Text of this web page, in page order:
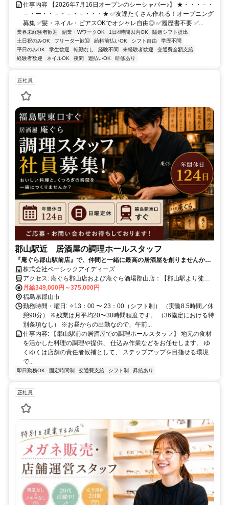
仕事内容 【2026年7月16日オープンのシーシャバー♪】 ★・・・－・
－・ー・・－・－・－・・・★ ✅友達たくさん作れる！オープニング
募集 ✅髪・ネイル・ピアスOKでオシャレ自由◎ ✅履歴書不要 ✅...
業界未経験者歓迎 副業・WワークOK 1日4時間以内OK
隔週シフト提出
土日祝のみOK
フリーター歓迎 給料前払いOK シフト自由
学歴不問
平日のみOK
学生歓迎 転勤なし 経験不問 未経験者歓迎
交通費全額支給
経験者歓迎
ネイルOK 夜間 週払いOK 研修あり
正社員
郡山駅近 居酒屋の調理ホールスタッフ
『庵ぐら郡山駅前店』で、仲間と一緒に最高の居酒屋を創りませんか？
★週休2日 日曜定休＆市外転勤なし！福島の魅力を一緒に届けましょ
う！
株式会社ベーシックアイディーズ
アクセス: 庵ぐら郡山店および庵ぐら酒場郡山店：【郡山駅より徒歩5
分】中町・うすい通り沿い 旧ミスドビル2F ファミリーマート隣り
プリシードホテル斜め向かい 庵八郡山：JR郡山駅から徒歩5分/ワシ
ントンホテルから徒歩1分/ダイワロイネットホテルから徒歩3分
月給349,000円～375,000円
福島県郡山市
勤務時間・曜日: ✧13：00 〜 23：00（シフト制） （実働8.5時間／休
憩90分） ※残業は月平均20〜30時間程度です。 （36協定における特
別条項なし） ※お昼からの出勤なので、午前...
仕事内容: 【郡山駅前の居酒屋での調理ホールスタッフ】 地元の食材
を活かした料理の調理や提供、 仕込み作業などをお任せします。 ゆ
くゆくは店舗の責任者候補として、 ステップアップを目指せる環境
で...
即日勤務OK 固定時間制 交通費支給 シフト制 昇給あり
正社員